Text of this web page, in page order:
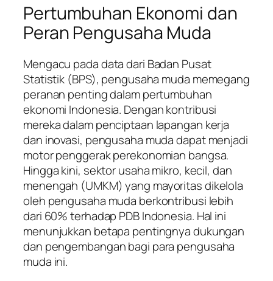
Pertumbuhan Ekonomi dan
Peran Pengusaha Muda
Mengacu pada data dari Badan Pusat
Statistik (BPS), pengusaha muda memegang
peranan penting dalam pertumbuhan
ekonomi Indonesia. Dengan kontribusi
mereka dalam penciptaan lapangan kerja
dan inovasi, pengusaha muda dapat menjadi
motor penggerak perekonomian bangsa.
Hingga kini, sektor usaha mikro, kecil, dan
menengah (UMKM) yang mayoritas dikelola
oleh pengusaha muda berkontribusi lebih
dari 60% terhadap PDB Indonesia. Hal ini
menunjukkan betapa pentingnya dukungan
dan pengembangan bagi para pengusaha
muda ini.